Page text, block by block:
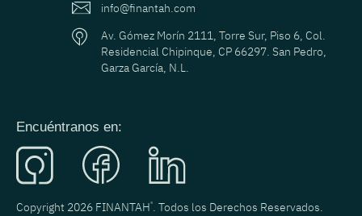
info@finantah.com
Av. Gómez Morín 2111, Torre Sur, Piso 6, Col.
Residencial Chipinque, CP 66297. San Pedro,
Garza García, N.L.
Encuéntranos en:
Copyright 2026 FINANTAH®. Todos los Derechos Reservados.